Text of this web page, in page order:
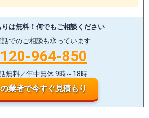
は無料！ 何でもご相談ください
話でのご相談も承っています
964-850
無料／年中無休 9時～18時
業者で今すぐ見積もり